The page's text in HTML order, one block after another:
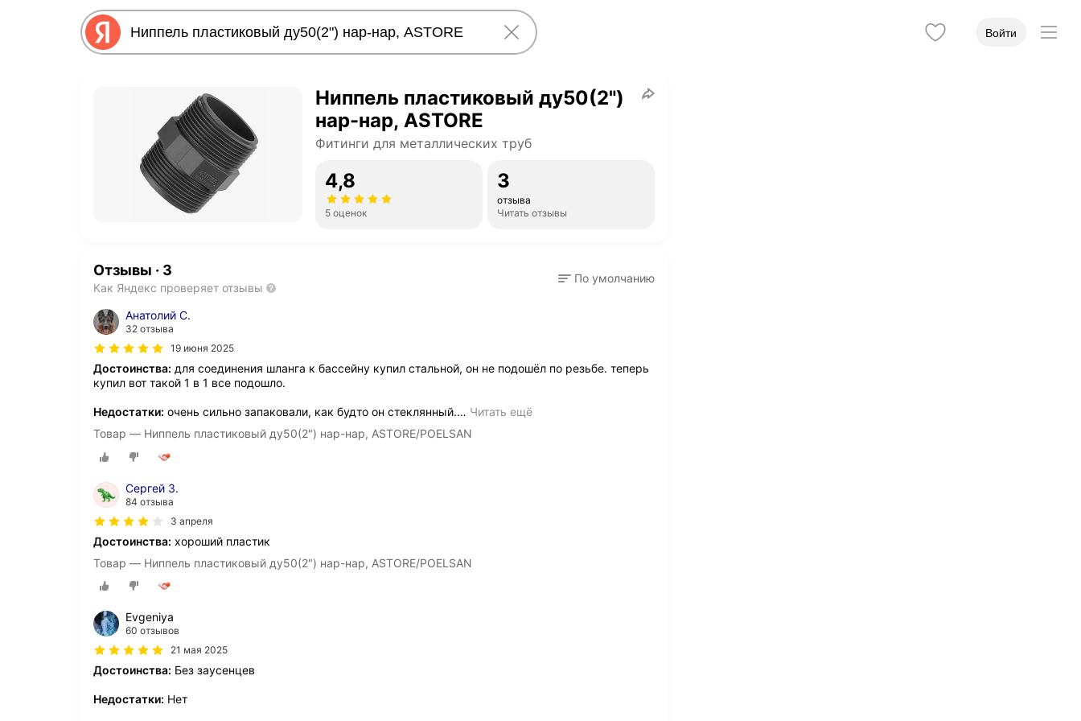
Войти
Ниппель пластиковый ду50(2")
нар-нар, ASTORE
Фитинги для металлических труб
4,8
5 оценок
3
отзыва
Читать отзывы
Отзывы · 3
Как Яндекс проверяет отзывы
По умолчанию
Анатолий С.
32 отзыва
19 июня 2025
Достоинства: для соединения шланга к бассейну купил стальной, он не подошёл по резьбе. теперь
купил вот такой 1 в 1 все подошло.
Недостатки: очень сильно запаковали, как будто он стеклянный.… Читать ещё
Товар — Ниппель пластиковый ду50(2") нар-нар, ASTORE/POELSAN
Сергей З.
84 отзыва
3 апреля
Достоинства: хороший пластик
Товар — Ниппель пластиковый ду50(2") нар-нар, ASTORE/POELSAN
Evgeniya
60 отзывов
21 мая 2025
Достоинства: Без заусенцев
Недостатки: Нет